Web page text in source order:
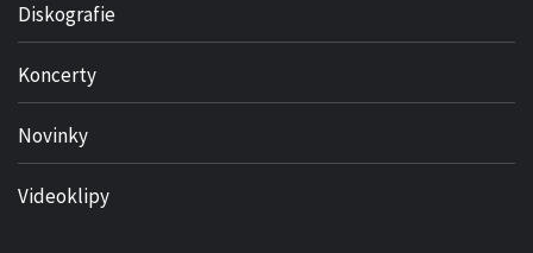
Diskografie
Koncerty
Novinky
Videoklipy